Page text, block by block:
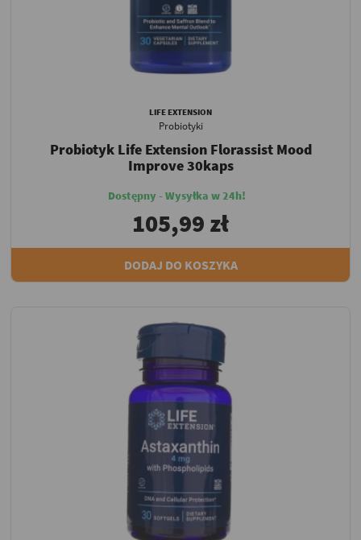
LIFE EXTENSION
Probiotyki
Probiotyk Life Extension Florassist Mood
Improve 30kaps
Dostępny - Wysyłka w 24h!
105,99 zł
DODAJ DO KOSZYKA